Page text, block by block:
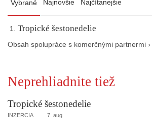
Vybrané Najnovšie Najčítanejšie
Tropické šestonedelie
Obsah spolupráce s komerčnými partnermi ›
Neprehliadnite tiež
Tropické šestonedelie
INZERCIA 7. aug